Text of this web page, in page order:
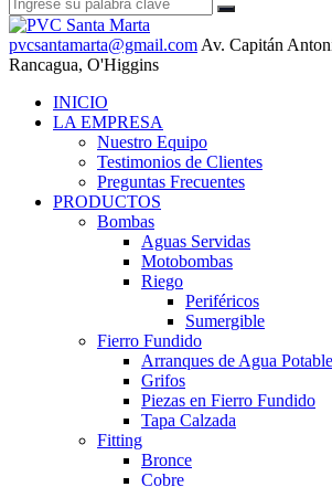
pvcsantamarta@gmail.com Av. Capitán
Rancagua, O'Higgins
INICIO
LA EMPRESA
Nuestro Equipo
Testimonios de Clientes
Preguntas Frecuentes
PRODUCTOS
Bombas
Aguas Servidas
Motobombas
Riego
Periféricos
Sumergible
Fierro Fundido
Arranques de Agua Potable
Grifos
Piezas en Fierro Fundido
Tapa Calzada
Fitting
Bronce
Cobre